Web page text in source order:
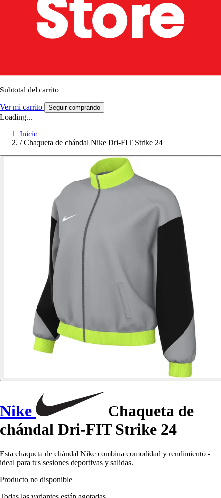
Subtotal del carrito
Ver mi carrito Seguir comprando
Loading...
Inicio
/ Chaqueta de chándal Nike Dri-FIT Strike 24
Nike
Chaqueta de
chándal Dri-FIT Strike 24
Esta chaqueta de chándal Nike combina comodidad y rendimiento -
ideal para tus sesiones deportivas y salidas.
Producto no disponible
Todas las variantes están agotadas